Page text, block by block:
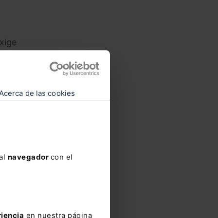
de las cookies
navegador con el
en nuestra página
de